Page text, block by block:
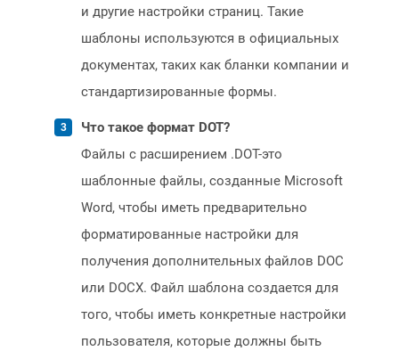
и другие настройки страниц. Такие
шаблоны используются в официальных
документах, таких как бланки компании и
стандартизированные формы.
Что такое формат DOT?
Файлы с расширением .DOT-это
шаблонные файлы, созданные Microsoft
Word, чтобы иметь предварительно
форматированные настройки для
получения дополнительных файлов DOC
или DOCX. Файл шаблона создается для
того, чтобы иметь конкретные настройки
пользователя, которые должны быть